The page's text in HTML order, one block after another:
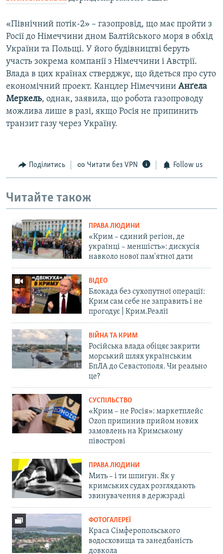
«Північний потік-2» – газопровід, що має пройти з
Росії до Німеччини дном Балтійського моря в обхід
України та Польщі. У його будівництві беруть
участь зокрема компанії з Німеччини і Австрії.
Влада в цих країнах стверджує, що йдеться про суто
економічний проект. Канцлер Німеччини Анґела
Меркель, однак, заявила, що робота газопроводу
можлива лише в разі, якщо Росія не припинить
транзит газу через Україну.
Поділитись Читати без VPN Follow us
Читайте також
ПРАВА ЛЮДИНИ
«Крим – єдиний регіон, де
українці – меншість»: дискусія
навколо нової пам'ятної дати
ВІДЕО
Блокада без сухопутної операції:
Крим сам себе не заправить і не
прогодує | Крим.Реалії
ВІЙНА ТА КРИМ
Російська влада обіцяє закрити
морський шлях українським
БпЛА до Севастополя. Чи реально
це?
СУСПІЛЬСТВО
«Крим – не Росія»: маркетплейс
Ozon припинив прийом нових
замовлень на Кримському
півострові
ПРАВА ЛЮДИНИ
Мить – і ти шпигун. Як у
кримських судах розглядають
звинувачення в держзраді
ФОТОГАЛЕРЕЇ
Краса Сімферопольського
водосховища та занедбаність
довкола